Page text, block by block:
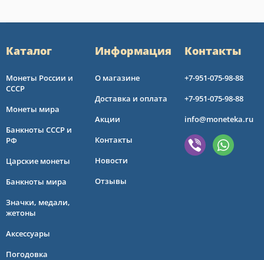
Каталог
Монеты России и
СССР
Монеты мира
Банкноты СССР и
РФ
Царские монеты
Банкноты мира
Значки, медали,
жетоны
Аксессуары
Погодовка
Информация
О магазине
Доставка и оплата
Акции
Контакты
Новости
Отзывы
Контакты
+7-951-075-98-88
+7-951-075-98-88
info@moneteka.ru